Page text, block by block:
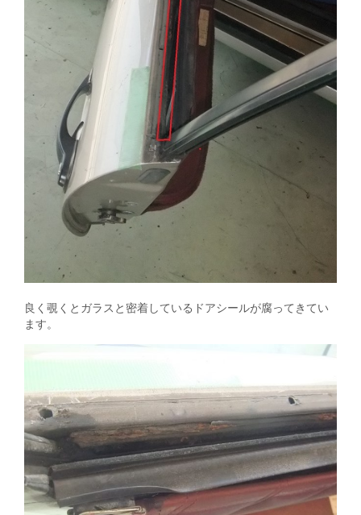
良く覗くとガラスと密着しているドアシールが腐ってきてい
ます。